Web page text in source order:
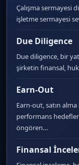
Çalışma sermayesi
işletme sermayesi
Due Diligence
Due diligence, bir
şirketin finansal,
Earn-Out
Earn-out, satın
performans
öngören…
Finansal